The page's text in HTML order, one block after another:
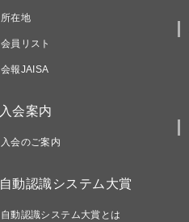
所在地
会員リスト
会報JAISA
入会案内
入会のご案内
自動認識システム大賞
自動認識システム大賞とは